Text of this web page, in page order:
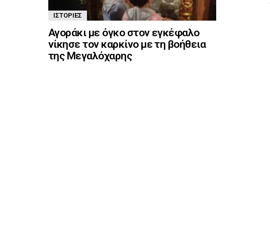
ΙΣΤΟΡΊΕΣ
Αγοράκι με όγκο στον εγκέφαλο
νίκησε τον καρκίνο με τη βοήθεια
της Μεγαλόχαρης